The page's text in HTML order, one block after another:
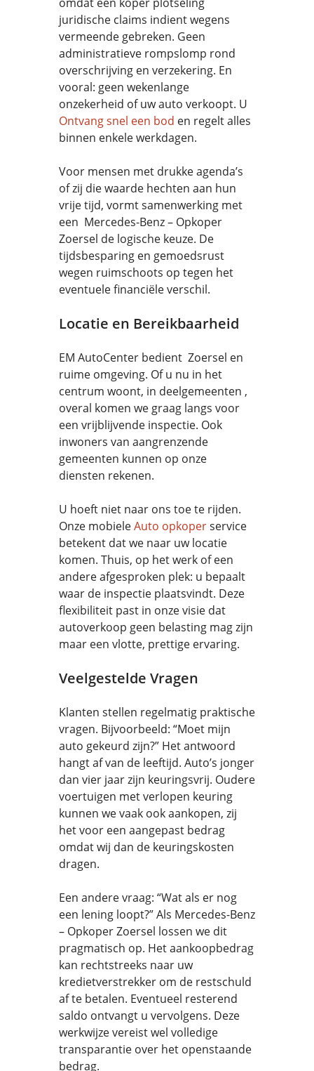
juridische claims indient wegens
vermeende gebreken. Geen
administratieve rompslomp rond
overschrijving en verzekering. En
vooral: geen wekenlange
onzekerheid of uw auto verkoopt. U
Ontvang snel een bod en regelt alles
binnen enkele werkdagen.
Voor mensen met drukke agenda’s
of zij die waarde hechten aan hun
vrije tijd, vormt samenwerking met
een Mercedes-Benz – Opkoper
Zoersel de logische keuze. De
tijdsbesparing en gemoedsrust
wegen ruimschoots op tegen het
eventuele financiële verschil.
Locatie en Bereikbaarheid
EM AutoCenter bedient Zoersel en
ruime omgeving. Of u nu in het
centrum woont, in deelgemeenten ,
overal komen we graag langs voor
een vrijblijvende inspectie. Ook
inwoners van aangrenzende
gemeenten kunnen op onze
diensten rekenen.
U hoeft niet naar ons toe te rijden.
Onze mobieleAuto opkoperservice
betekent dat we naar uw locatie
komen. Thuis, op het werk of een
andere afgesproken plek: u bepaalt
waar de inspectie plaatsvindt. Deze
flexibiliteit past in onze visie dat
autoverkoop geen belasting mag zijn
maar een vlotte, prettige ervaring.
Veelgestelde Vragen
Klanten stellen regelmatig praktische
vragen. Bijvoorbeeld: “Moet mijn
auto gekeurd zijn?” Het antwoord
hangt af van de leeftijd. Auto’s jonger
dan vier jaar zijn keuringsvrij. Oudere
voertuigen met verlopen keuring
kunnen we vaak ook aankopen, zij
het voor een aangepast bedrag
omdat wij dan de keuringskosten
dragen.
Een andere vraag: “Wat als er nog
een lening loopt?” Als Mercedes-Benz
– Opkoper Zoersel lossen we dit
pragmatisch op. Het aankoopbedrag
kan rechtstreeks naar uw
kredietverstrekker om de restschuld
af te betalen. Eventueel resterend
saldo ontvangt u vervolgens. Deze
werkwijze vereist wel volledige
transparantie over het openstaande
bedrag.